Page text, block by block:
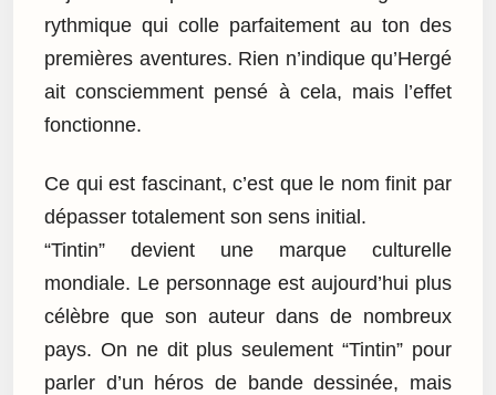
rythmique qui colle parfaitement au ton des
premières aventures. Rien n’indique qu’Hergé
ait consciemment pensé à cela, mais l’effet
fonctionne.
Ce qui est fascinant, c’est que le nom finit par
dépasser totalement son sens initial.
“Tintin” devient une marque culturelle
mondiale. Le personnage est aujourd’hui plus
célèbre que son auteur dans de nombreux
pays. On ne dit plus seulement “Tintin” pour
parler d’un héros de bande dessinée, mais